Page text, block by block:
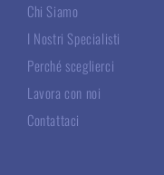
Chi Siamo
I Nostri Specialisti
Perché sceglierci
Lavora con noi
Contattaci